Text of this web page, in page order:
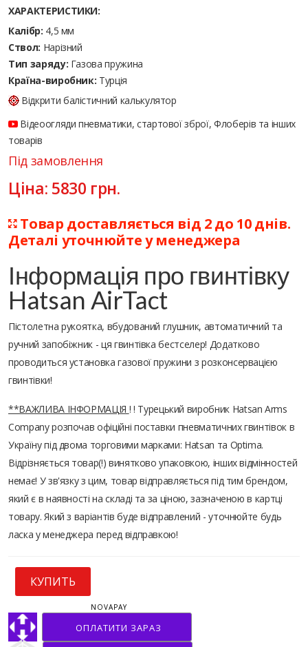
ХАРАКТЕРИСТИКИ:
Калібр: 4,5 мм
Ствол: Нарізний
Тип заряду: Газова пружина
Країна-виробник: Турція
Відкрити балістичний калькулятор
Відеоогляди пневматики, стартової зброї, Флоберів та інших
товарів
Під замовлення
Ціна: 5830 грн.
Товар доставляється від 2 до 10 днів.
Деталі уточнюйте у менеджера
Інформація про гвинтівку
Hatsan AirTact
Пістолетна рукоятка, вбудований глушник, автоматичний та
ручний запобіжник - ця гвинтівка бестселер! Додатково
проводиться установка газової пружини з розконсервацією
гвинтівки!
**ВАЖЛИВА ІНФОРМАЦІЯ ! ! Турецький виробник Hatsan Arms
Company розпочав офіційні поставки пневматичних гвинтівок в
Україну під двома торговими марками: Hatsan та Optima.
Відрізняється товар(!) винятково упаковкою, інших відмінностей
немає! У зв'язку з цим, товар відправляється під тим брендом,
який є в наявності на складі та за ціною, зазначеною в картці
товару. Який з варіантів буде відправлений - уточнюйте будь
ласка у менеджера перед відправкою!
КУПИТЬ
ОПЛАТИТИ ЗАРАЗ
NOVAPAY